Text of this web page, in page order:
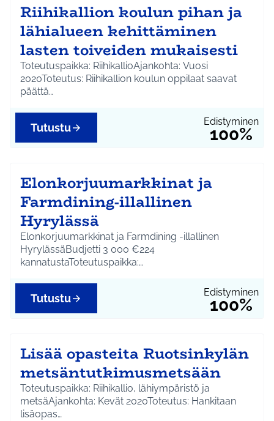
Riihikallion koulun pihan ja
lähialueen kehittäminen
lasten toiveiden mukaisesti
Toteutuspaikka: RiihikallioAjankohta: Vuosi
2020Toteutus: Riihikallion koulun oppilaat saavat
päättä…
Edistyminen
100%
Tutustu
Elonkorjuumarkkinat ja
Farmdining-illallinen
Hyrylässä
Elonkorjuumarkkinat ja Farmdining -illallinen
HyrylässäBudjetti 3 000 €224
kannatustaToteutuspaikka:…
Edistyminen
100%
Tutustu
Lisää opasteita Ruotsinkylän
metsäntutkimusmetsään
Toteutuspaikka: Riihikallio, lähiympäristö ja
metsäAjankohta: Kevät 2020Toteutus: Hankitaan
lisäopas…